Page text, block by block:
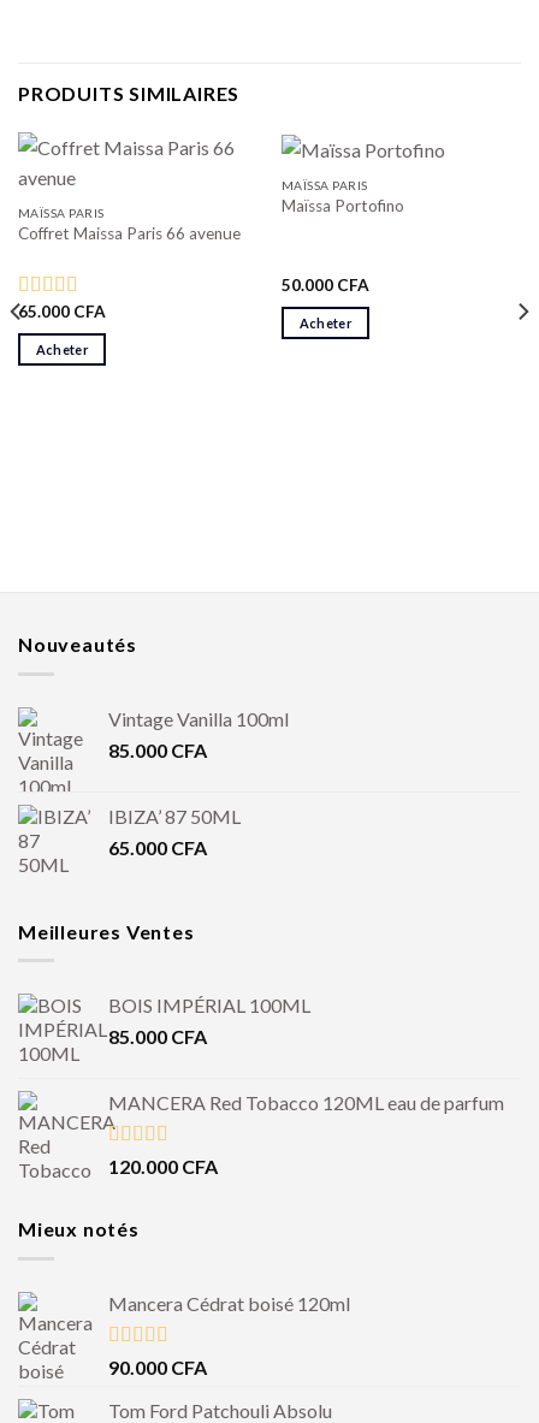
PRODUITS SIMILAIRES
MAÏSSA PARIS
Coffret Maissa Paris 66 avenue
Note4.50
sur 5
65.000 CFA
Acheter
MAÏSSA PARIS
Maïssa Portofino
50.000 CFA
Acheter
Nouveautés
Vintage Vanilla 100ml
85.000 CFA
IBIZA’ 87 50ML
65.000 CFA
Meilleures Ventes
BOIS IMPÉRIAL 100ML
85.000 CFA
MANCERA Red Tobacco 120ML eau de parfum
Note4.50
120.000 CFA
Mieux notés
Mancera Cédrat boisé 120ml
Note5.00
90.000 CFA
Tom Ford Patchouli Absolu